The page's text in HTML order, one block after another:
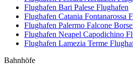
Flughafen Bari Palese Flughafen
Flughafen Catania Fontanarossa
Flughafen Palermo Falcone
Flughafen Neapel Capodichino
Flughafen Lamezia Terme
Bahnhöfe